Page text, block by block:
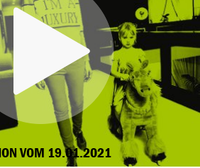
VOM 19.01.2021